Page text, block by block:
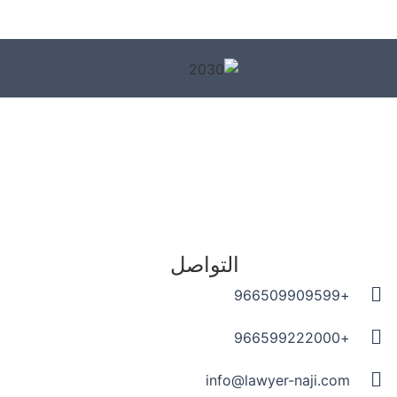
التواصل
+966509909599
+966599222000
info@lawyer-naji.com